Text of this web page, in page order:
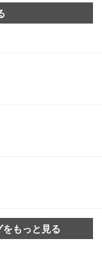
もっと見る